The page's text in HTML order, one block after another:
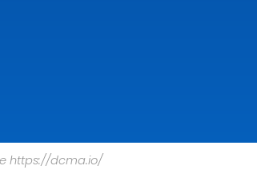
https://dcma.io/